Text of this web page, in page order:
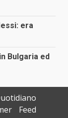
era
Bulgaria ed
Feed